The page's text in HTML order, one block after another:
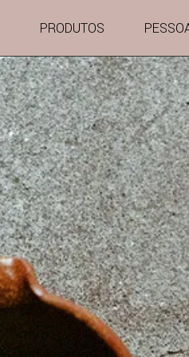
PRODUTOS